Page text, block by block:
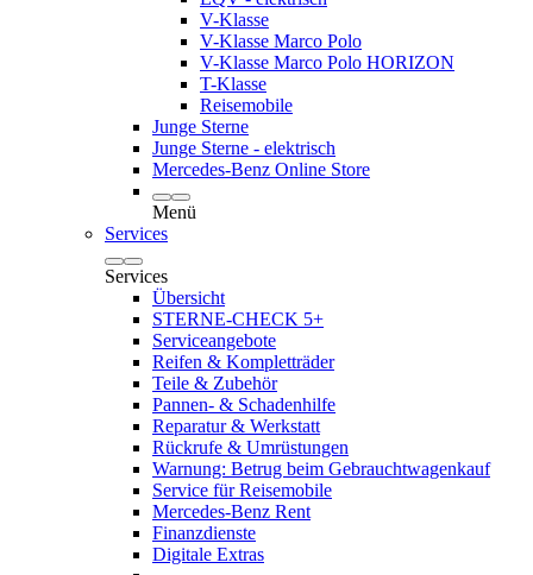
V-Klasse
V-Klasse Marco Polo
V-Klasse Marco Polo HORIZON
T-Klasse
Reisemobile
Junge Sterne
Junge Sterne - elektrisch
Mercedes-Benz Online Store
Menü
Services
Services
Übersicht
STERNE-CHECK 5+
Serviceangebote
Reifen & Kompletträder
Teile & Zubehör
Pannen- & Schadenhilfe
Reparatur & Werkstatt
Rückrufe & Umrüstungen
Warnung: Betrug beim Gebrauchtwagenkauf
Service für Reisemobile
Mercedes-Benz Rent
Finanzdienste
Digitale Extras